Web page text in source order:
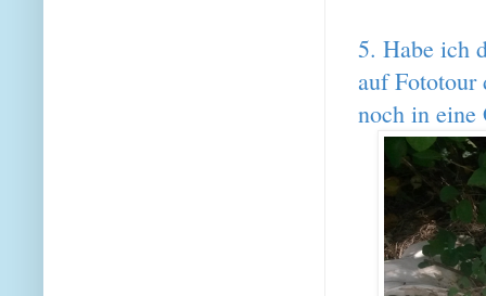
5. Habe ich
auf Fototour
noch in eine